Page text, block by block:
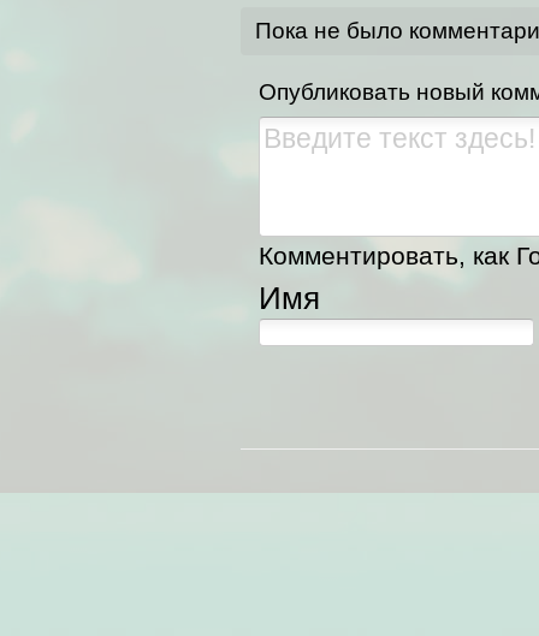
Пока не было
Опубликовать новый
Комментировать, как
Имя